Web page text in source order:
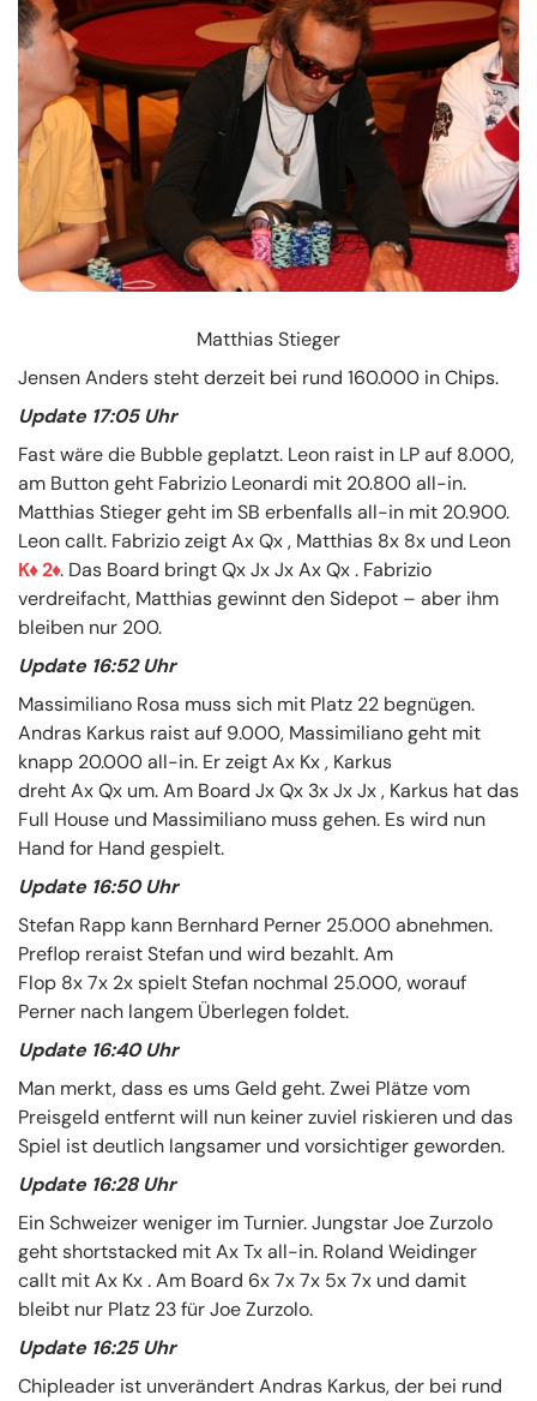
Matthias Stieger
Jensen Anders steht derzeit bei rund 160.000 in Chips.
Update 17:05 Uhr
Fast wäre die Bubble geplatzt. Leon raist in LP auf 8.000,
am Button geht Fabrizio Leonardi mit 20.800 all-in.
Matthias Stieger geht im SB erbenfalls all-in mit 20.900.
Leon callt. Fabrizio zeigt Ax Qx , Matthias 8x 8x und Leon
K 2 . Das Board bringt Qx Jx Jx Ax Qx . Fabrizio
verdreifacht, Matthias gewinnt den Sidepot – aber ihm
bleiben nur 200.
Update 16:52 Uhr
Massimiliano Rosa muss sich mit Platz 22 begnügen.
Andras Karkus raist auf 9.000, Massimiliano geht mit
knapp 20.000 all-in. Er zeigt Ax Kx , Karkus
dreht Ax Qx um. Am Board Jx Qx 3x Jx Jx , Karkus hat das
Full House und Massimiliano muss gehen. Es wird nun
Hand for Hand gespielt.
Update 16:50 Uhr
Stefan Rapp kann Bernhard Perner 25.000 abnehmen.
Preflop reraist Stefan und wird bezahlt. Am
Flop 8x 7x 2x spielt Stefan nochmal 25.000, worauf
Perner nach langem Überlegen foldet.
Update 16:40 Uhr
Man merkt, dass es ums Geld geht. Zwei Plätze vom
Preisgeld entfernt will nun keiner zuviel riskieren und das
Spiel ist deutlich langsamer und vorsichtiger geworden.
Update 16:28 Uhr
Ein Schweizer weniger im Turnier. Jungstar Joe Zurzolo
geht shortstacked mit Ax Tx all-in. Roland Weidinger
callt mit Ax Kx . Am Board 6x 7x 7x 5x 7x und damit
bleibt nur Platz 23 für Joe Zurzolo.
Update 16:25 Uhr
Chipleader ist unverändert Andras Karkus, der bei rund